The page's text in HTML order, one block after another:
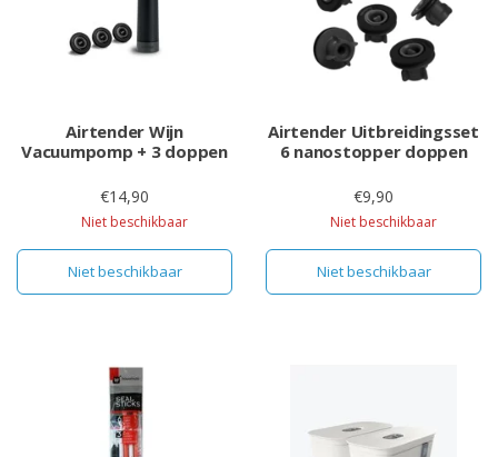
Airtender Wijn
Vacuumpomp + 3 doppen
€14,90
Niet beschikbaar
Niet beschikbaar
Airtender Uitbreidingsset
6 nanostopper doppen
€9,90
Niet beschikbaar
Niet beschikbaar